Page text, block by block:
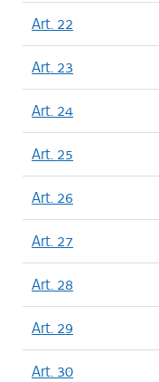
Art. 22
Art. 23
Art. 24
Art. 25
Art. 26
Art. 27
Art. 28
Art. 29
Art. 30